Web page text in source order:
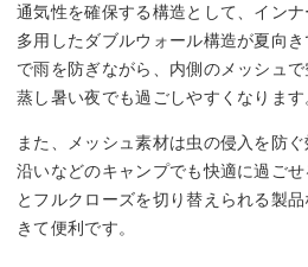
通気性を確保する構造として、イン
多用したダブルウォール構造が夏向
で雨を防ぎながら、内側のメッシュで
蒸し暑い夜でも過ごしやすくなります
また、メッシュ素材は虫の侵入を防
沿いなどのキャンプでも快適に過ご
とフルクローズを切り替えられる製
きて便利です。